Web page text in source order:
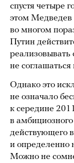
спустя четыре
этом Медведев
во многом
Путин
реализовывать
не
Однако это
не означало
к середине
в
действующего
и определенно
Можно не